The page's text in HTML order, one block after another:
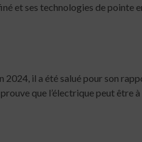
et ses technologies de pointe
2024, il a été salué pour son
que l’électrique peut être